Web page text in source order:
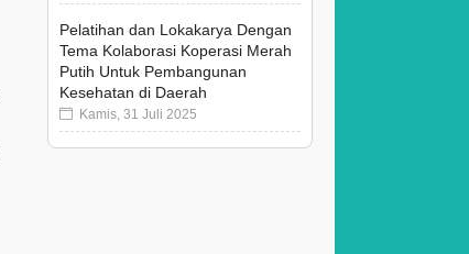
Pelatihan dan Lokakarya Dengan
Tema Kolaborasi Koperasi Merah
Putih Untuk Pembangunan
Kesehatan di Daerah
Kamis, 31 Juli 2025